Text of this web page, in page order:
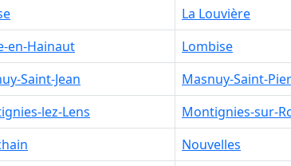
La Louvière
en-Hainaut
Lombise
Saint-Jean
Masnuy-Saint-
lez-Lens
Montignies-sur-
Nouvelles